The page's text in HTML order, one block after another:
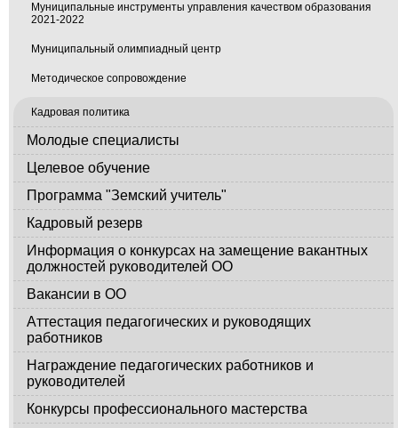
Муниципальные инструменты управления качеством образования
2021-2022
Муниципальный олимпиадный центр
Методическое сопровождение
Кадровая политика
Молодые специалисты
Целевое обучение
Программа "Земский учитель"
Кадровый резерв
Информация о конкурсах на замещение вакантных
должностей руководителей ОО
Вакансии в ОО
Аттестация педагогических и руководящих
работников
Награждение педагогических работников и
руководителей
Конкурсы профессионального мастерства